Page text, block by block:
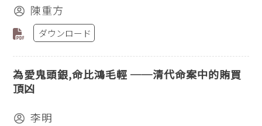
陳重方
ダウンロード
為愛鬼頭銀,命比鴻毛輕 ──清代命案中的賄買
頂凶
李明